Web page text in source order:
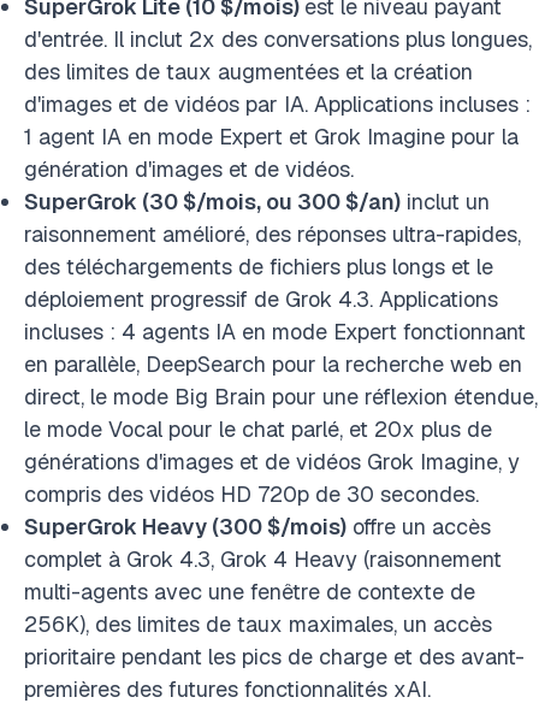
SuperGrok Lite (10 $/mois) est le niveau payant
d'entrée. Il inclut 2x des conversations plus longues,
des limites de taux augmentées et la création
d'images et de vidéos par IA. Applications incluses :
1 agent IA en mode Expert et Grok Imagine pour la
génération d'images et de vidéos.
SuperGrok (30 $/mois, ou 300 $/an) inclut un
raisonnement amélioré, des réponses ultra-rapides,
des téléchargements de fichiers plus longs et le
déploiement progressif de Grok 4.3. Applications
incluses : 4 agents IA en mode Expert fonctionnant
en parallèle, DeepSearch pour la recherche web en
direct, le mode Big Brain pour une réflexion étendue,
le mode Vocal pour le chat parlé, et 20x plus de
générations d'images et de vidéos Grok Imagine, y
compris des vidéos HD 720p de 30 secondes.
SuperGrok Heavy (300 $/mois) offre un accès
complet à Grok 4.3, Grok 4 Heavy (raisonnement
multi-agents avec une fenêtre de contexte de
256K), des limites de taux maximales, un accès
prioritaire pendant les pics de charge et des avant-
premières des futures fonctionnalités xAI.